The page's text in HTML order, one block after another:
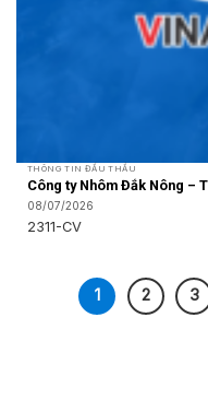
THÔNG TIN ĐẤU THẦU
Công ty Nhôm Đắk Nông –
08/07/2026
2311-CV
1 2 3